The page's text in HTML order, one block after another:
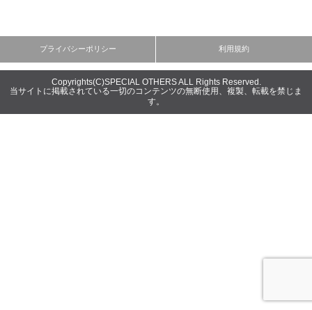
Copyrights(C)SPECIAL OTHERS ALL Rights Reserved.
当サイトに掲載されている一切のコンテンツの無断使用、複製、転載を禁じま
す。